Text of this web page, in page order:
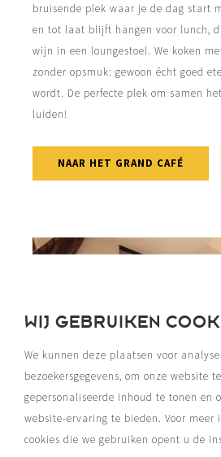
bruisende plek waar je de dag start
en tot laat blijft hangen voor lunch,
wijn in een loungestoel. We koken
zonder opsmuk: gewoon écht goed
wordt. De perfecte plek om samen
luiden!
NAAR HET GRAND CAFÉ
WIJ GEBRUIKEN
We kunnen deze plaatsen voor
bezoekersgegevens, om onze website
gepersonaliseerde inhoud te tonen en
website-ervaring te bieden. Voor meer
cookies die we gebruiken opent u de